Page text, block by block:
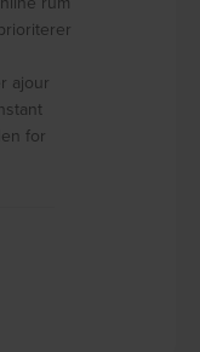
ajour
for